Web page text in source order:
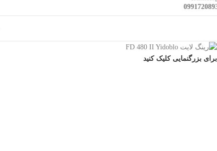
برای بزرگنمایی کلیک کنید